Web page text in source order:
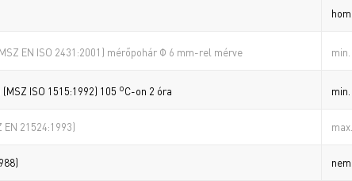
EN ISO 2431:2001) mérőpohár Φ 6 mm-rel mérve
ISO 1515:1992) 105 oC-on 2 óra
21524:1993)